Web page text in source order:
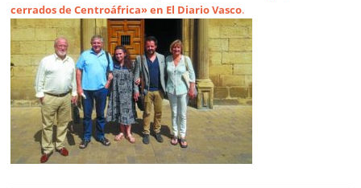
cerrados de Centroáfrica» en El Diario Vasco.